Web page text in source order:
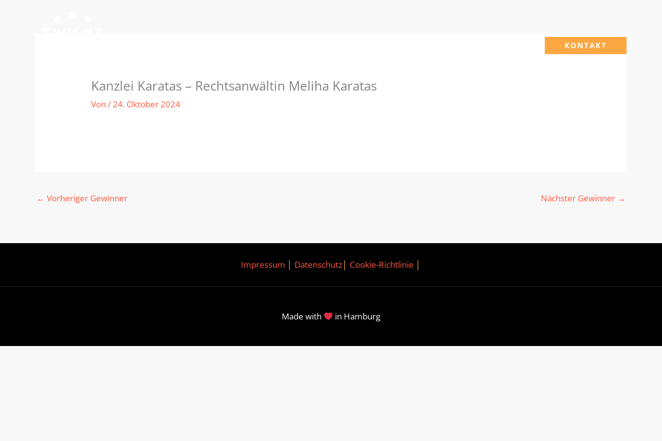
KONTAKT
Kanzlei Karatas – Rechtsanwältin Meliha Karatas
Von/24. Oktober 2024
← Vorheriger Gewinner Nächster Gewinner →
Impressum Datenschutz Cookie-Richtlinie
Made with in Hamburg